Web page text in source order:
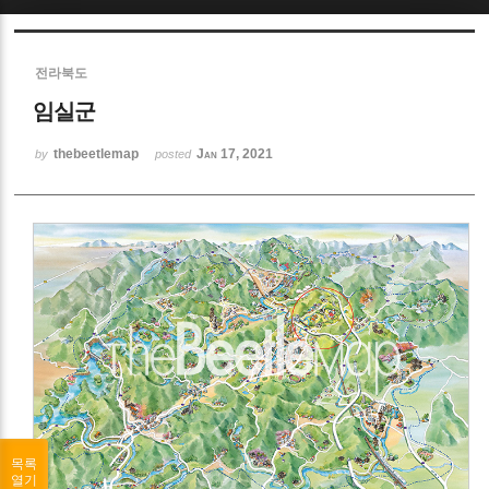
전라북도
임실군
by thebeetlemap posted Jan 17, 2021
목록
열기
Sketchbook5, 스케치북5
Sketchbook5, 스케치북5